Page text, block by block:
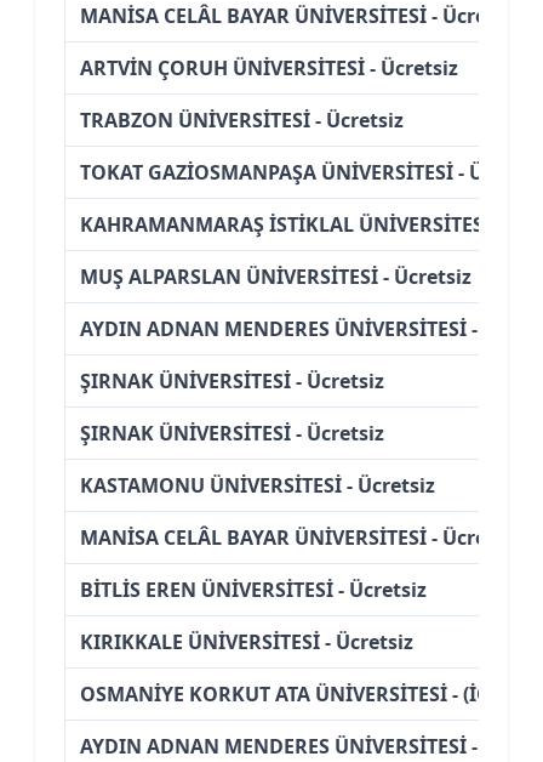
MANİSA CELÂL BAYAR ÜNİVERSİTESİ - Ücretsiz
ARTVİN ÇORUH ÜNİVERSİTESİ - Ücretsiz
TRABZON ÜNİVERSİTESİ - Ücretsiz
TOKAT GAZİOSMANPAŞA ÜNİVERSİTESİ -
KAHRAMANMARAŞ İSTİKLAL ÜNİVERSİTESİ -
MUŞ ALPARSLAN ÜNİVERSİTESİ - Ücretsiz
AYDIN ADNAN MENDERES ÜNİVERSİTESİ -
ŞIRNAK ÜNİVERSİTESİ - Ücretsiz
ŞIRNAK ÜNİVERSİTESİ - Ücretsiz
KASTAMONU ÜNİVERSİTESİ - Ücretsiz
MANİSA CELÂL BAYAR ÜNİVERSİTESİ - Ücretsiz
BİTLİS EREN ÜNİVERSİTESİ - Ücretsiz
KIRIKKALE ÜNİVERSİTESİ - Ücretsiz
OSMANİYE KORKUT ATA ÜNİVERSİTESİ - (İÖ)
AYDIN ADNAN MENDERES ÜNİVERSİTESİ -